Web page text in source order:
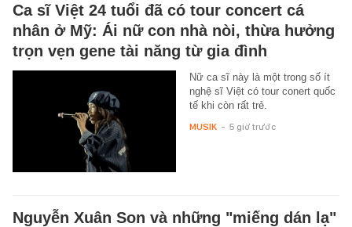
Ca sĩ Việt 24 tuổi đã có tour concert cá
nhân ở Mỹ: Ái nữ con nhà nòi, thừa hưởng
trọn vẹn gene tài năng từ gia đình
Nữ ca sĩ này là một trong số ít
nghệ sĩ Việt có tour conert quốc
tế khi còn rất trẻ.
MUSIK - 5 giờ trước
Nguyễn Xuân Son và những "miếng dán lạ"